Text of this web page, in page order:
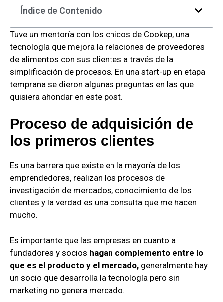
Índice de Contenido
Tuve un mentoría con los chicos de Cookep, una
tecnología que mejora la relaciones de proveedores
de alimentos con sus clientes a través de la
simplificación de procesos. En una start-up en etapa
temprana se dieron algunas preguntas en las que
quisiera ahondar en este post.
Proceso de adquisición de
los primeros clientes
Es una barrera que existe en la mayoría de los
emprendedores, realizan los procesos de
investigación de mercados, conocimiento de los
clientes y la verdad es una consulta que me hacen
mucho.
Es importante que las empresas en cuanto a
fundadores y socios hagan complemento entre lo
que es el producto y el mercado, generalmente hay
un socio que desarrolla la tecnología pero sin
marketing no genera mercado.